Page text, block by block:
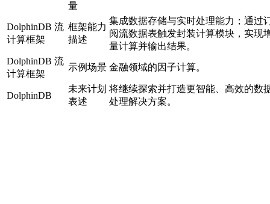
量
DolphinDB 流
计算框架
框架能力
描述
集成数据存储与实时处理能力；通过
阅流数据表触发封装计算模块，实现
量计算并输出结果。
DolphinDB 流
计算框架
示例场景 金融领域的因子计算。
DolphinDB
未来计划
表述
将继续探索并打造更智能、高效的数
处理解决方案。